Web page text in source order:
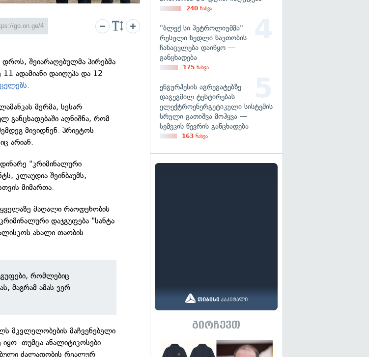
შეიარაღებულმა პირებმა
ადამიანი დაიღუპა და 12
მერმა, სესარ
განცხადებაში აღნიშნა, რომ
მივიდნენ. პრიეტოს
არიან.
"კრიმინალური
კლაუდია შეინბაუმს,
მიმართა.
ყველაზე მაღალი რაოდენობის
დაჯგუფება "სანტა
ახალი თაობის
რომლებიც
მაგრამ ამას ვერ
მკვლელობების მაჩვენებელი
თუმცა ანალიტიკოსები
ძალადობის რეალურ
240 ნახვა
"ბლექ სი პეტროლიუმმა"
რუსული ნედლი ნავთობის
ჩანაცვლება დაიწყო —
განცხადება
175 ნახვა
ენგურჰესის აგრეგატებზე
დაგეგმილ ტესტირებას
ელექტროენერგეტიკული სისტემის
სრული გათიშვა მოჰყვა —
სემეკის წევრის განცხადება
163 ნახვა
გირჩევთ